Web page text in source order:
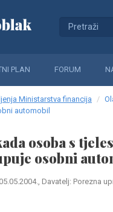
PLAN FORUM
Ministarstva financija
automobil
osoba s
osobni
Davatelj: Porezna